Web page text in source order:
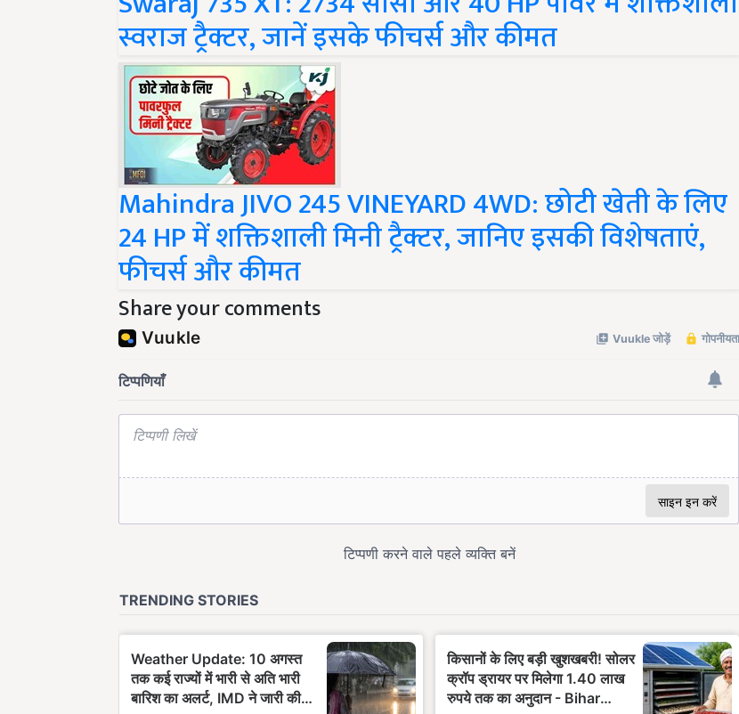
स्वराज ट्रैक्टर, जानें इसके फीचर्स और कीमत
Mahindra JIVO 245 VINEYARD 4WD: छोटी खेती के लिए
24 HP में शक्तिशाली मिनी ट्रैक्टर, जानिए इसकी विशेषताएं,
फीचर्स और कीमत
Share your comments